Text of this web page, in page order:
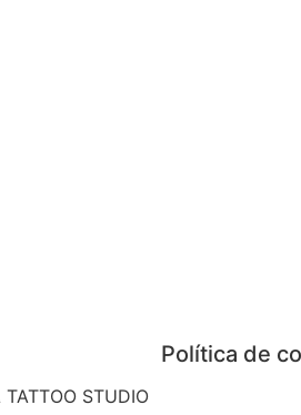
Política de
TATTOO STUDIO